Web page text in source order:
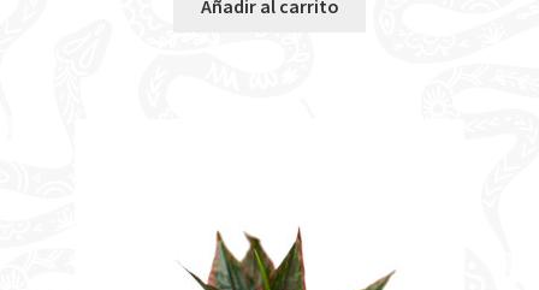
Añadir al carrito